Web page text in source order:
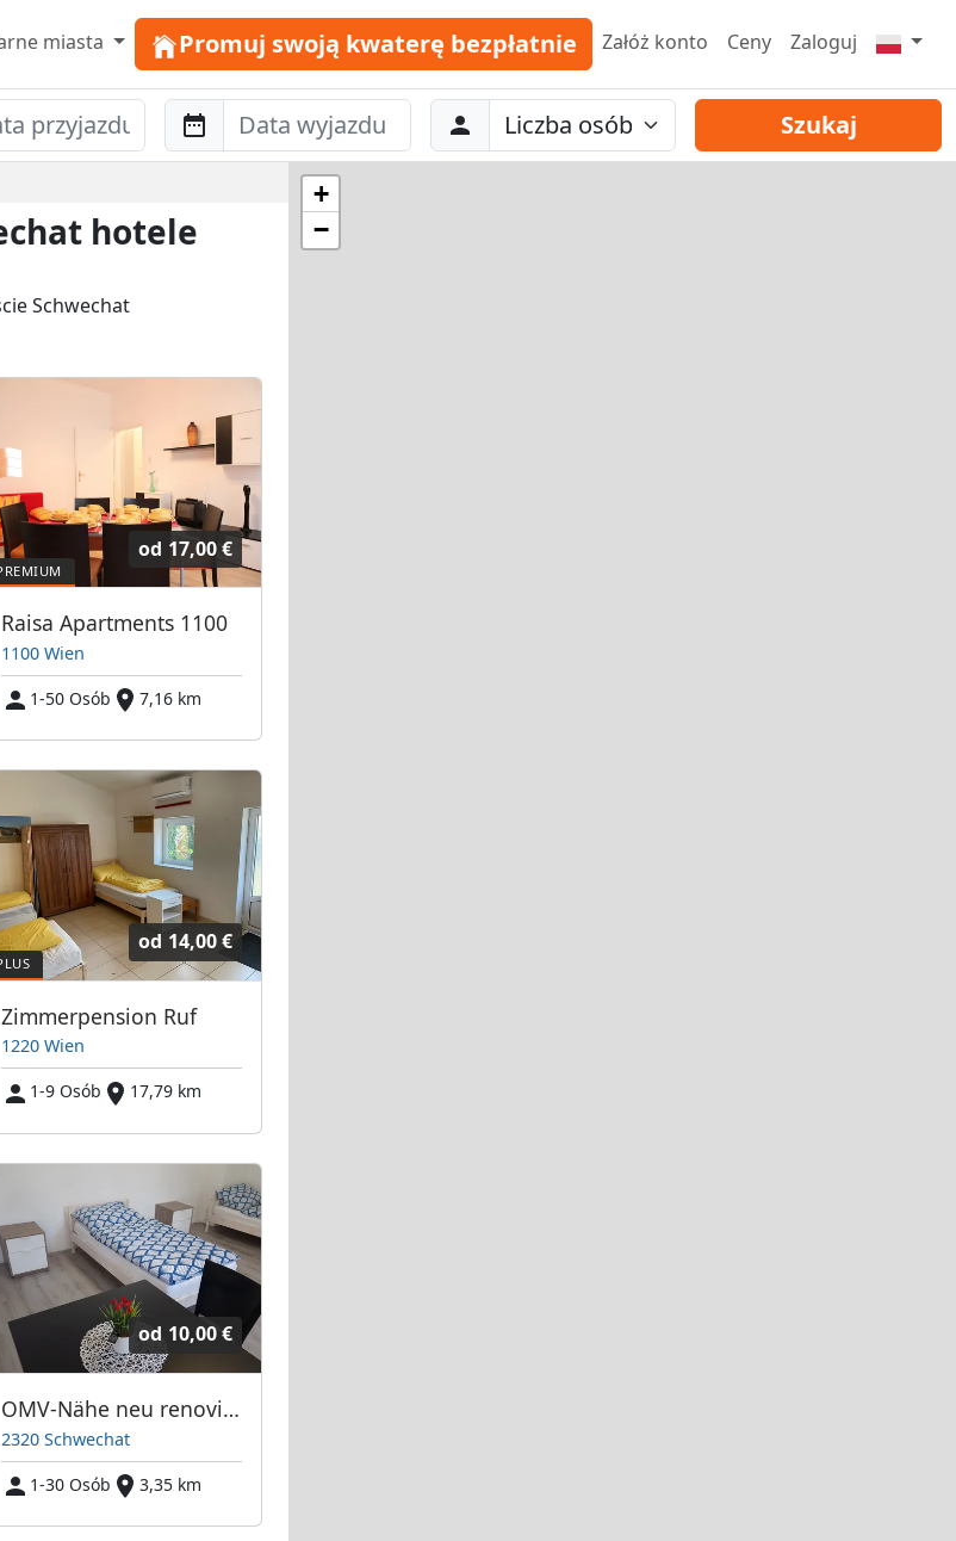
miasta Promuj swoją kwaterę bezpłatnie Załóż konto Ceny Zaloguj
Abreise Abreise
Liczba osób Szukaj
hotele
Schwechat
od 17,00 €
Raisa Apartments 1100
1100 Wien
1-50 Osób
7,16 km
od 14,00 €
Zimmerpension Ruf
1220 Wien
1-9 Osób
17,79 km
od 10,00 €
OMV-Nähe neu renovierte Appartements
2320 Schwechat
1-30 Osób
3,35 km
+
−